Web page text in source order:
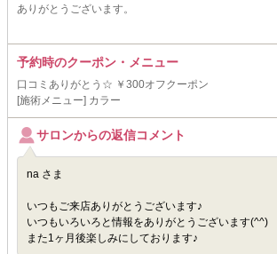
ありがとうございます。
予約時のクーポン・メニュー
口コミありがとう☆ ￥300オフクーポン
[施術メニュー] カラー
サロンからの返信コメント
na さま
いつもご来店ありがとうございます♪
いつもいろいろと情報をありがとうございます(^^)
また1ヶ月後楽しみにしております♪